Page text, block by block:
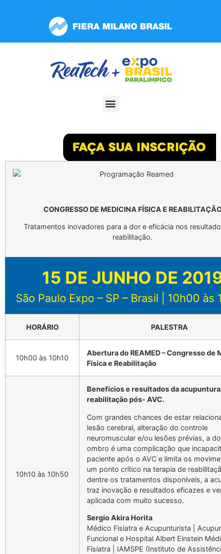
inclui
CONGRESSO DE MEDICINA FÍSICA E
Tratamentos inovadores para a dor e eficácia nos
reabilitação.
15 DE JUNHO DE
São Paulo Expo – SP – Brasil | 10h00 às
HORÁRIO PALESTRA
10h00 às 10h10
Abertura do REAMED – Congresso de
Física e Reabilitação
10h10 às 10h50
Benefícios e resultados da
reabilitação pós- AVC.
Com grandes chances de estar
lesão cerebral, alteração do controle
neuromuscular e/ou lesões prévias, a
ombro é uma complicação que
paciente após o AVC e limita os
um ponto crítico na terapia de
dentre os tratamentos disponíveis, a
traz inovação e resultados eficazes e
aplicada com muito sucesso.
Sergio Akira Horita
Médico Fisiatra e Acupunturista |
Funcional e Hospital Albert Einstein
Fisiatra | IAMSPE (Instituto de